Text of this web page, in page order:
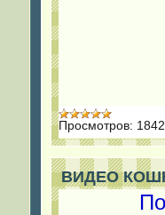
Просмотров: 1842
ВИДЕО